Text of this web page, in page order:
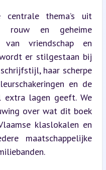
thema’s uit
rouw en geheime
vriendschap en
wordt er stilgestaan bij
haar scherpe
en de
extra lagen geeft. We
over wat dit boek
klaslokalen en
maatschappelijke